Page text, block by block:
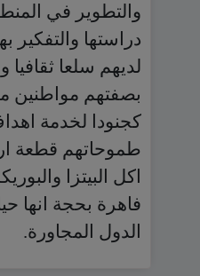
والتطوير في
دراستها والتفكير
لديهم سلعا
بصفتهم مواطنين
كجنودا لخدمة
طموحاتهم قطعة
اكل البيتزا
فاهرة بحجة انها
الدول المجاورة.